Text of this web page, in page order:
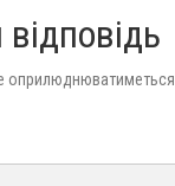
оприлюднюватиметься.